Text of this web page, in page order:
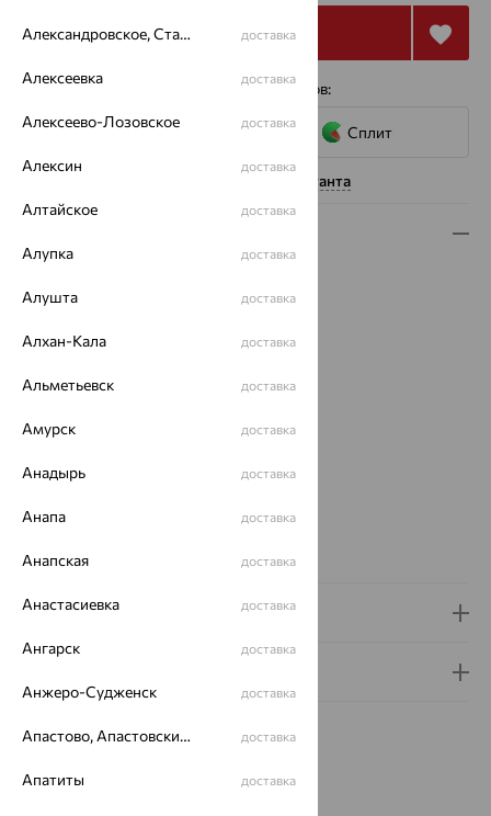
Купить
4 платежа по 11 134 с помощью сервисов:
Сплит
Нужна помощь консультанта
Вес:48.32 — 49.73
Цвет металла:
Проба:
Вставка:
Бренд:De Fleur
Вес металла:
Наименование цвета вставки:
Доставка и оплата
Александровское, Ставропольский край доставка
Алексеевка доставка
Алексеево-Лозовское доставка
Алексин доставка
Алтайское доставка
Алупка доставка
Алушта доставка
Алхан-Кала доставка
Альметьевск доставка
Амурск доставка
Анадырь доставка
Анапа доставка
Анапская доставка
Анастасиевка доставка
Ангарск доставка
Анжеро-Судженск доставка
Апастово, Апастовский район доставка
Апатиты доставка